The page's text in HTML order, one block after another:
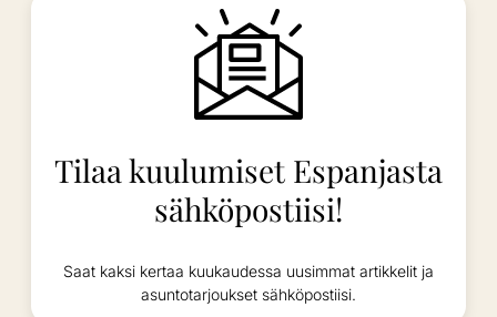
Tilaa kuulumiset Espanjasta
sähköpostiisi!
Saat kaksi kertaa kuukaudessa uusimmat artikkelit ja
asuntotarjoukset sähköpostiisi.